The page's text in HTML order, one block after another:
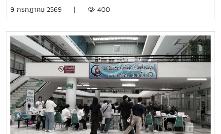
ที่ 6–7 กรกฎาคม 2569 ณ ห้องบรรยาย ชั้น 1 กองพัฒนานิสิต
บุคลากรจากทั้งเครือข่าย ทปอ. และเครือข่ายสมาคมอุดมศึกษา
เอกชนแห่งประเทศไทย (สสอท.) การอบรมครั้งนี้มุ่งเน้นการ
พัฒนาองค์ความรู้และทักษะที่จำเป็นในการดูแลนิสิตนักศึกษา
ครอบคลุมตั้งแต่:ความรู้พื้นฐานด้านสุขภาพจิต: เรียนรู้แนวโน้ม
ปัญหา และปัจจัยเสี่ยงต่าง ๆ การคัดกรองและประเมินสุขภาพจิต
เบื้องต้น: ด้วยเครื่องมือมาตรฐาน เช่น DASS-21, PHQ-9 และ
ST-5 ทักษะการให้คำปรึกษาเบื้องต้น: อาทิ การฟังอย่างตั้งรับ
(Active Listening), ความเข้าใจใส่ใจ (Empathy) และการ
9 กรกฎาคม 2569 | 400